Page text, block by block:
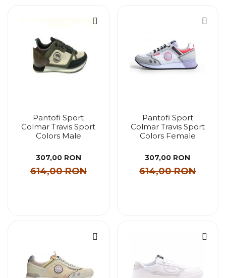
Pantofi Sport
Colmar Travis Sport
Colors Male
307,00 RON
614,00 RON
Pantofi Sport
Colmar Travis Sport
Colors Female
307,00 RON
614,00 RON